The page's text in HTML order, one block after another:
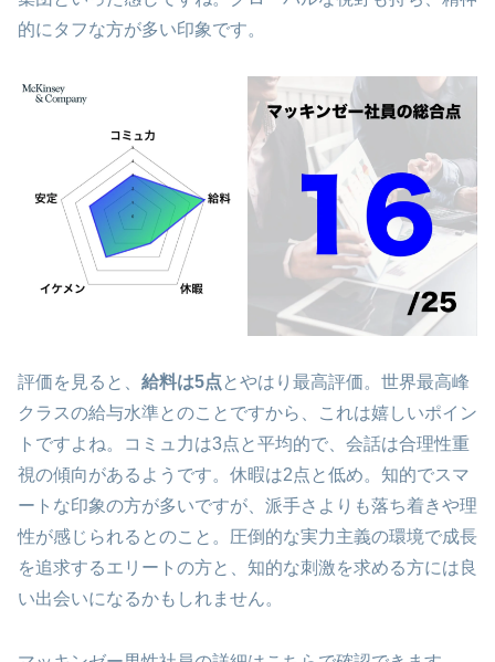
的にタフな方が多い印象です。
評価を見ると、 給料は5点 とやはり最高評価。世界最高峰
クラスの給与水準とのことですから、これは嬉しいポイン
トですよね。コミュ力は3点と平均的で、会話は合理性重
視の傾向があるようです。休暇は2点と低め。知的でスマ
ートな印象の方が多いですが、派手さよりも落ち着きや理
性が感じられるとのこと。圧倒的な実力主義の環境で成長
を追求するエリートの方と、知的な刺激を求める方には良
い出会いになるかもしれません。